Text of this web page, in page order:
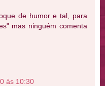
de humor e tal, para
mas ninguém comenta
às 10:30